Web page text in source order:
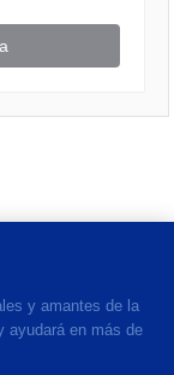
y amantes de la
ayudará en más de